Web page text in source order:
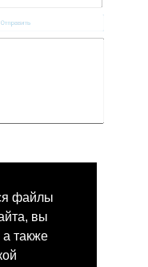
файлы
вы
также
отзыв?